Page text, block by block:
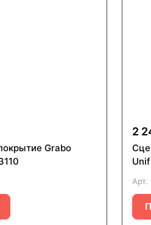
Grabo
2
Арт.